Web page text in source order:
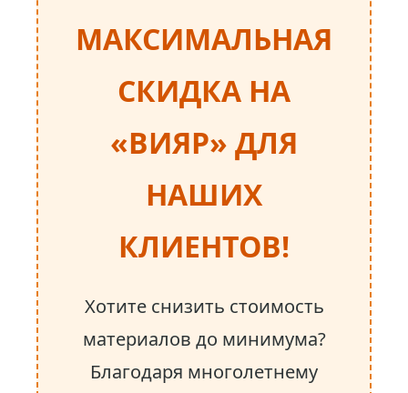
МАКСИМАЛЬНАЯ
СКИДКА НА
«ВИЯР» ДЛЯ
НАШИХ
КЛИЕНТОВ!
Хотите снизить стоимость
материалов до минимума?
Благодаря многолетнему